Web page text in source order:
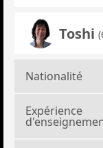
Toshi
Nationalité
Expérience